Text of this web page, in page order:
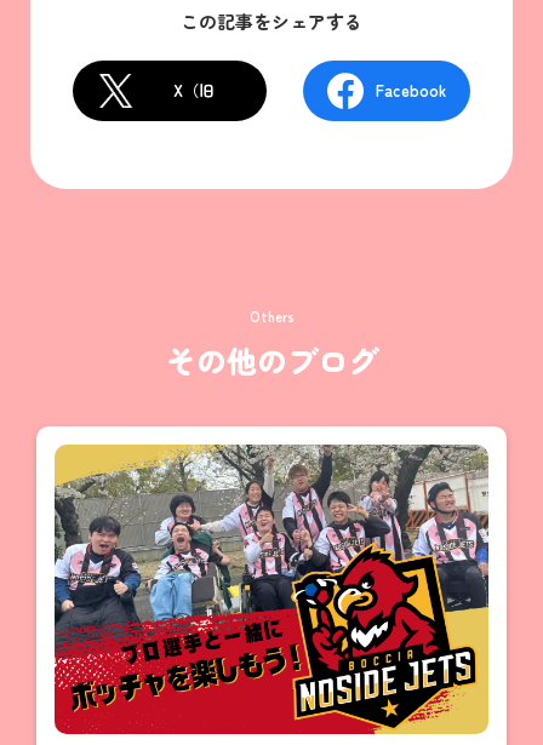
この記事をシェアする
X（旧 Facebook
Others
その他のブログ